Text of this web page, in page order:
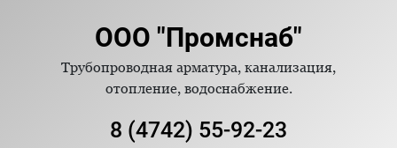
ООО "Промснаб"
Трубопроводная арматура, канализация,
отопление, водоснабжение.
8 (4742) 55-92-23